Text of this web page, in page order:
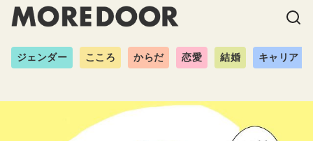
ジェンダー こころ からだ 恋愛 結婚 キャリア